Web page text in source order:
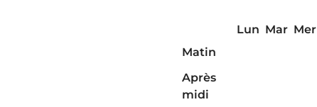
Lun Mar Mer
Matin
Après
midi